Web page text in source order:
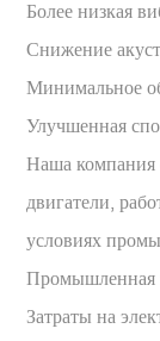
Более низкая
Снижение
Минимальное
Улучшенная
Наша компания
двигатели,
условиях
Промышленная
Затраты на